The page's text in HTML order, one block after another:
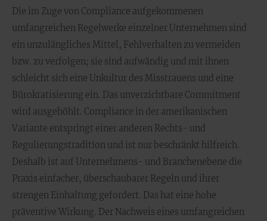
Die im Zuge von Compliance aufgekommenen
umfangreichen Regelwerke einzelner Unternehmen sind
ein unzulängliches Mittel, Fehlverhalten zu vermeiden
bzw. zu verfolgen; sie sind aufwändig und mit ihnen
schleicht sich eine Unkultur des Misstrauens und eine
Bürokratisierung ein. Das unverzichtbare Commitment
wird ausgehöhlt. Compliance in der amerikanischen
Variante entspringt einer anderen Rechts- und
Regulierungstradition und ist nur beschränkt hilfreich.
Deshalb ist auf Unternehmens- und Branchenebene die
Praxis einfacher, überschaubarer Regeln und ihrer
strengen Einhaltung gefordert. Das hat eine hohe
präventive Wirkung. Der Nachweis eines umfangreichen